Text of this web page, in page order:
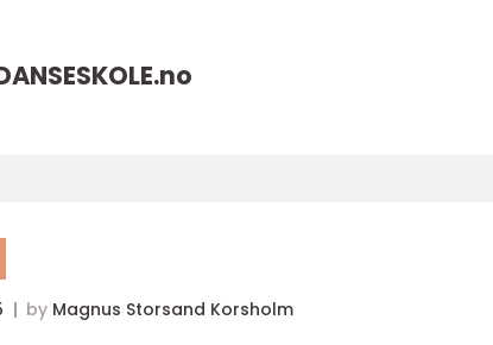
no
by Magnus Storsand Korsholm